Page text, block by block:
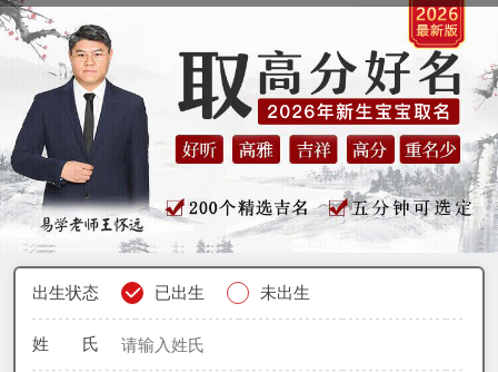
出生状态 已出生 未出生
姓 氏